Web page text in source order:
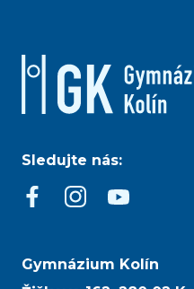
Sledujte nás:
Gymnázium Kolín